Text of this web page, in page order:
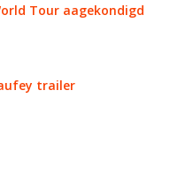
Tour aagekondigd
trailer